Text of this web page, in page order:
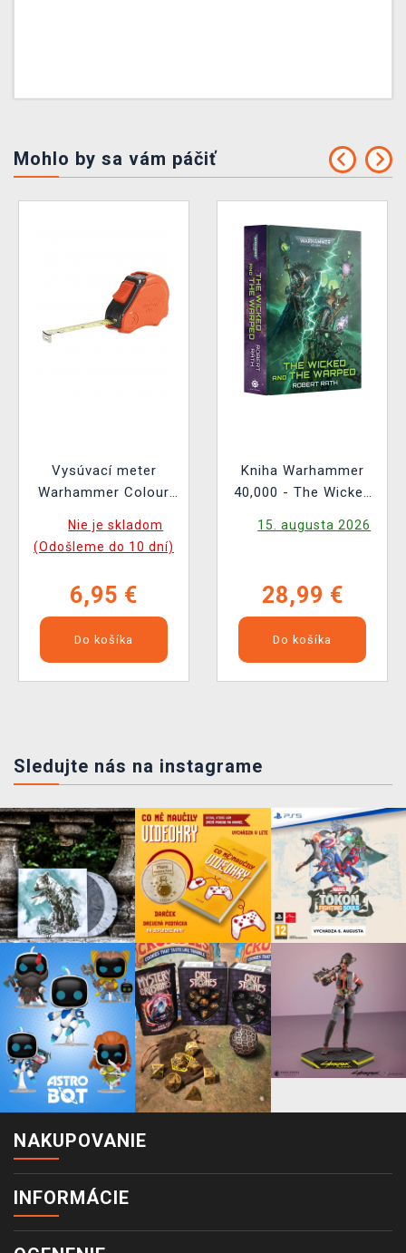
Mohlo by sa vám páčiť
Vysúvací meter
Warhammer Colour
Nie je skladom
(Odošleme do 10 dní)
6,95 €
Do košíka
Kniha Warhammer
40,000 - The Wicked
15. augusta 2026
28,99 €
Do košíka
Sledujte nás na instagrame
NAKUPOVANIE
INFORMÁCIE